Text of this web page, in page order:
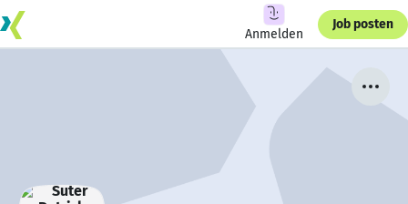
Anmelden
Job posten